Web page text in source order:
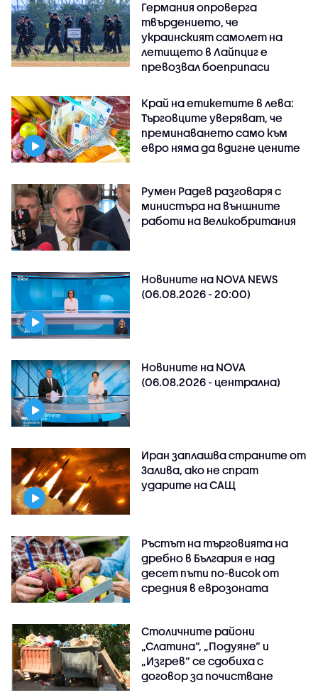
Германия опроверга
твърдението, че
украинският самолет на
летището в Лайпциг е
превозвал боеприпаси
Край на етикетите в лева:
Търговците уверяват, че
преминаването само към
евро няма да вдигне цените
Румен Радев разговаря с
министъра на външните
работи на Великобритания
Новините на NOVA NEWS
(06.08.2026 - 20:00)
Новините на NOVA
(06.08.2026 - централна)
Иран заплашва страните от
Залива, ако не спрат
ударите на САЩ
Ръстът на търговията на
дребно в България е над
десет пъти по-висок от
средния в еврозоната
Столичните райони
„Слатина“, „Подуяне“ и
„Изгрев“ се сдобиха с
договор за почистване